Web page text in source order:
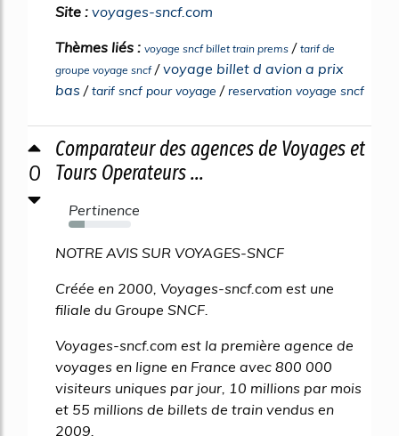
Site : voyages-sncf.com
Thèmes liés : voyage sncf billet train prems / tarif de
groupe voyage sncf/voyage billet d avion a prix
bas /tarif sncf pour voyage /reservation voyage sncf
0
Comparateur des agences de Voyages et
Tours Operateurs ...
Pertinence
26%
NOTRE AVIS SUR VOYAGES-SNCF
Créée en 2000, Voyages-sncf.com est une
filiale du Groupe SNCF.
Voyages-sncf.com est la première agence de
voyages en ligne en France avec 800 000
visiteurs uniques par jour, 10 millions par mois
et 55 millions de billets de train vendus en
2009.